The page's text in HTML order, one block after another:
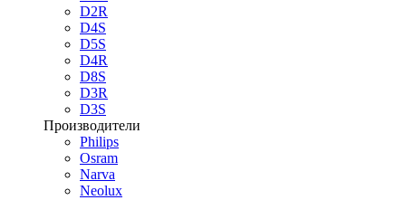
D2R
D4S
D5S
D4R
D8S
D3R
D3S
Производители
Philips
Osram
Narva
Neolux